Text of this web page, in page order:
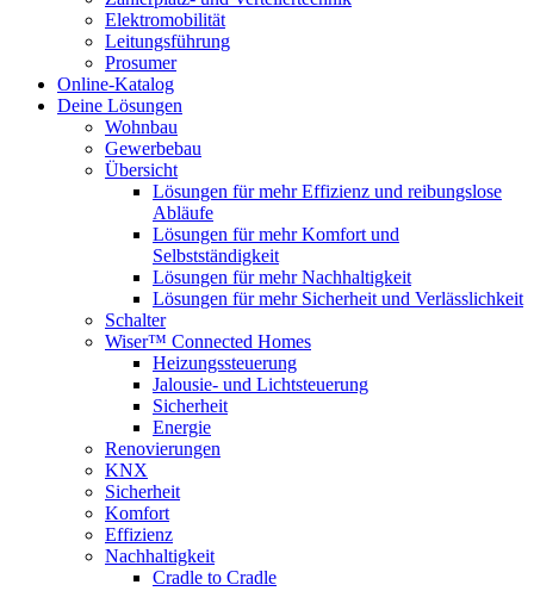
Elektromobilität
Leitungsführung
Prosumer
Online-Katalog
Deine Lösungen
Wohnbau
Gewerbebau
Übersicht
Lösungen für mehr Effizienz und reibungslose
Abläufe
Lösungen für mehr Komfort und
Selbstständigkeit
Lösungen für mehr Nachhaltigkeit
Lösungen für mehr Sicherheit und Verlässlichkeit
Schalter
Wiser™ Connected Homes
Heizungssteuerung
Jalousie- und Lichtsteuerung
Sicherheit
Energie
Renovierungen
KNX
Sicherheit
Komfort
Effizienz
Nachhaltigkeit
Cradle to Cradle